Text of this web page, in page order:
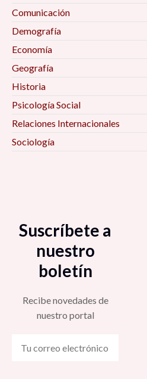
Comunicación
Demografía
Economía
Geografía
Historia
Psicología Social
Relaciones Internacionales
Sociología
Suscríbete a
nuestro
boletín
Recibe novedades de
nuestro portal